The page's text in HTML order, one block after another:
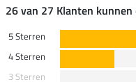
26 van 27 Klanten
5 Sterren
4 Sterren
3 Sterren